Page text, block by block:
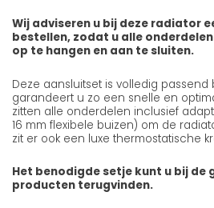
Wij adviseren u bij deze radiator
bestellen, zodat u alle
op te hangen en aan te sluiten.
Deze aansluitset is volledig
garandeert u zo een snelle en
zitten alle onderdelen inclusief
16 mm flexibele buizen) om de
zit er ook een luxe thermostatische
Het benodigde setje kunt u bij de
producten terugvinden.